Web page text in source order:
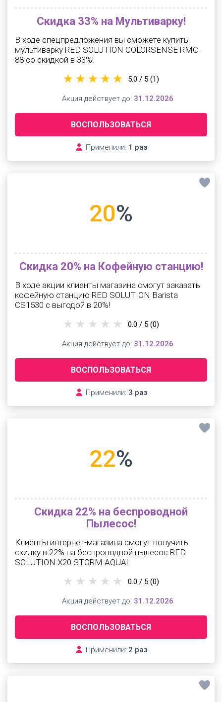
Скидка 33% на Мультиварку!
В ходе спецпредложения вы сможете купить
мультиварку RED SOLUTION COLORSENSE RMC-
88 со скидкой в 33%!
ВОСПОЛЬЗОВАТЬСЯ
Применили: 1 раз
5.0 / 5 (1)
Акция действует до: 31.12.2026
20%
Скидка 20% на Кофейную станцию!
В ходе акции клиенты магазина смогут заказать
кофейную станцию RED SOLUTION Barista
CS1530 с выгодой в 20%!
ВОСПОЛЬЗОВАТЬСЯ
Применили: 3 раз
0.0 / 5 (0)
Акция действует до: 31.12.2026
22%
Скидка 22% на беспроводной
Пылесос!
Клиенты интернет-магазина смогут получить
скидку в 22% на беспроводной пылесос RED
SOLUTION X20 STORM AQUA!
ВОСПОЛЬЗОВАТЬСЯ
Применили: 2 раз
0.0 / 5 (0)
Акция действует до: 31.12.2026